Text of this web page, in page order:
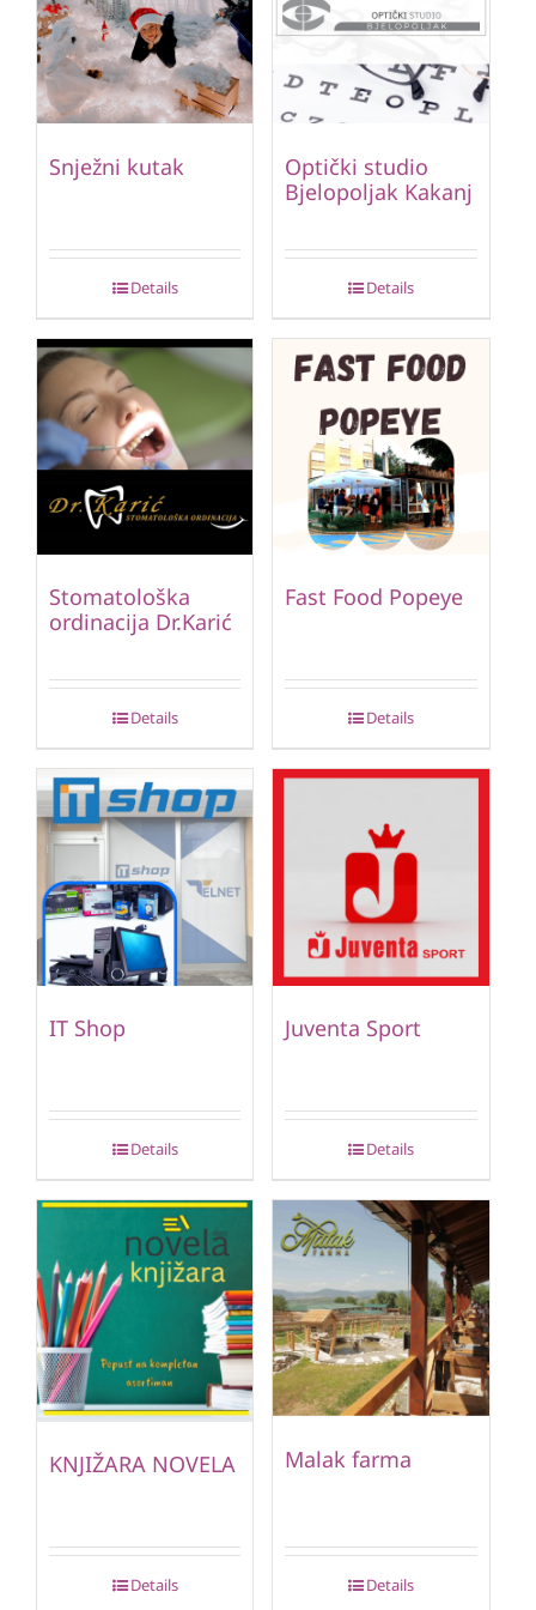
Snježni kutak
Details
Optički studio
Bjelopoljak Kakanj
Details
Stomatološka
ordinacija Dr.Karić
Details
Fast Food Popeye
Details
IT Shop
Details
Juventa Sport
Details
KNJIŽARA NOVELA
Details
Malak farma
Details